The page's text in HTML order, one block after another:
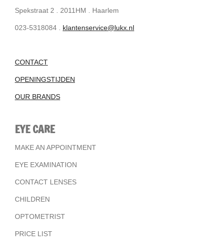
Spekstraat 2 . 2011HM . Haarlem
023-5318084 . klantenservice@lukx.nl
CONTACT
OPENINGSTIJDEN
OUR BRANDS
EYE CARE
MAKE AN APPOINTMENT
EYE EXAMINATION
CONTACT LENSES
CHILDREN
OPTOMETRIST
PRICE LIST